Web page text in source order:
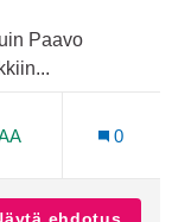
Paavo
0